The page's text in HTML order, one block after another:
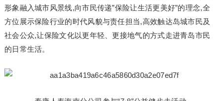
形象融入城市风景线,向市民传递”保险让生活更美好”的理念,全
方位展示保险行业的时代风貌与责任担当,高效触达岛城市民及
社会公众,让保险文化以更年轻、更接地气的方式走进青岛市民
的日常生活。